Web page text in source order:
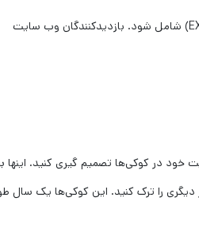
اگر تصاویر را به وبسایت آپلود کنید، نباید آپلود تصاویر با داده‌های مکان جغرافیایی (EXIF GPS) شامل شود. بازدیدکنندگان وب سایت
در کوکی‌ها تصمیم گیری کنید. اینها
دیگری را ترک کنید. این کوکی‌ها یک سال